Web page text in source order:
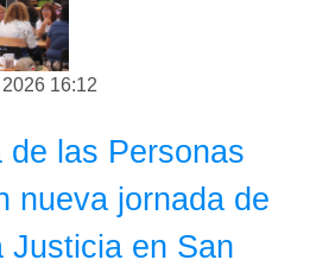
16:12
de las Personas
nueva jornada de
Justicia en San